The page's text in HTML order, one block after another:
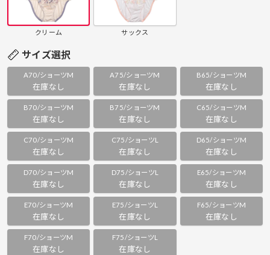
クリーム サックス
サイズ選択
A70/ショーツM
在庫なし
A75/ショーツM
在庫なし
B65/ショーツM
在庫なし
B70/ショーツM
在庫なし
B75/ショーツM
在庫なし
C65/ショーツM
在庫なし
C70/ショーツM
在庫なし
C75/ショーツL
在庫なし
D65/ショーツM
在庫なし
D70/ショーツM
在庫なし
D75/ショーツL
在庫なし
E65/ショーツM
在庫なし
E70/ショーツM
在庫なし
E75/ショーツL
在庫なし
F65/ショーツM
在庫なし
F70/ショーツM
在庫なし
F75/ショーツL
在庫なし